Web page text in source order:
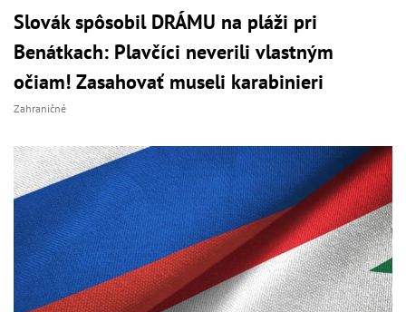
Slovák spôsobil DRÁMU na pláži pri
Benátkach: Plavčíci neverili vlastným
očiam! Zasahovať museli karabinieri
Zahraničné